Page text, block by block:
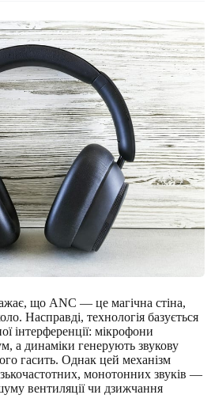
що ANC — це магічна стіна,
Насправді, технологія базується
інтерференції: мікрофони
а динаміки генерують звукову
гасить. Однак цей механізм
монотонних звуків —
вентиляції чи дзижчання